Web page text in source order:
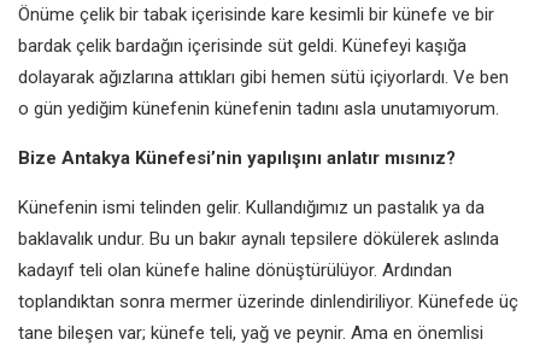
Önüme çelik bir tabak içerisinde kare kesimli bir künefe ve bir
bardak çelik bardağın içerisinde süt geldi. Künefeyi kaşığa
dolayarak ağızlarına attıkları gibi hemen sütü içiyorlardı. Ve ben
o gün yediğim künefenin künefenin tadını asla unutamıyorum.
Bize Antakya Künefesi’nin yapılışını anlatır mısınız?
Künefenin ismi telinden gelir. Kullandığımız un pastalık ya da
baklavalık undur. Bu un bakır aynalı tepsilere dökülerek aslında
kadayıf teli olan künefe haline dönüştürülüyor. Ardından
toplandıktan sonra mermer üzerinde dinlendiriliyor. Künefede üç
tane bileşen var; künefe teli, yağ ve peynir. Ama en önemlisi